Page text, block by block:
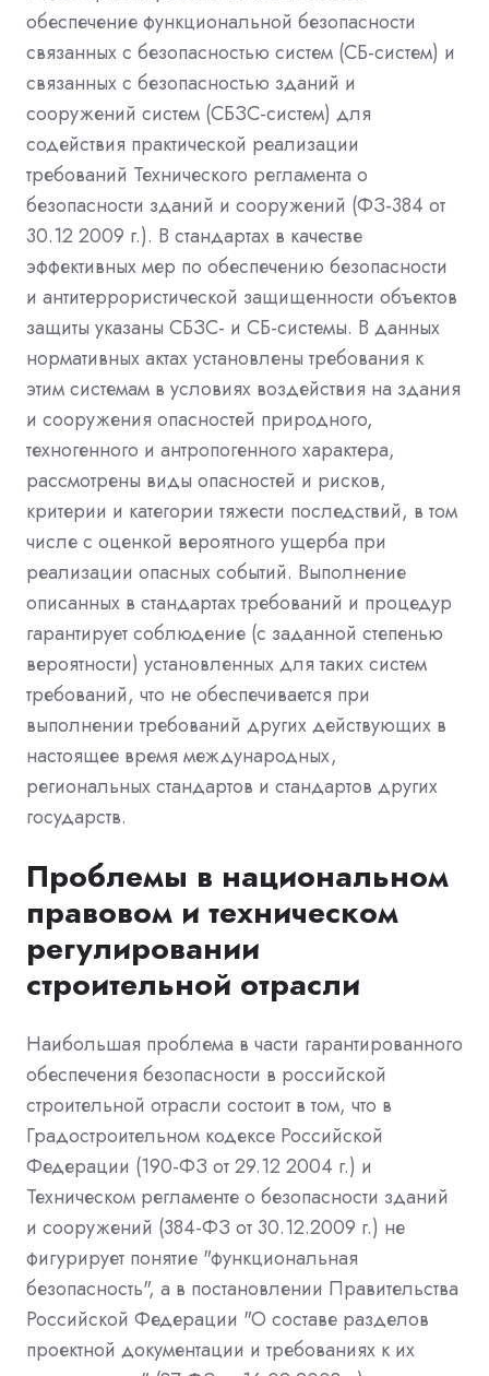
обеспечение функциональной безопасности
связанных с безопасностью систем (СБ-систем) и
связанных с безопасностью зданий и
сооружений систем (СБЗС-систем) для
содействия практической реализации
требований Технического регламента о
безопасности зданий и сооружений (ФЗ-384 от
30.12 2009 г.). В стандартах в качестве
эффективных мер по обеспечению безопасности
и антитеррористической защищенности объектов
защиты указаны СБЗС- и СБ-системы. В данных
нормативных актах установлены требования к
этим системам в условиях воздействия на здания
и сооружения опасностей природного,
техногенного и антропогенного характера,
рассмотрены виды опасностей и рисков,
критерии и категории тяжести последствий, в том
числе с оценкой вероятного ущерба при
реализации опасных событий. Выполнение
описанных в стандартах требований и процедур
гарантирует соблюдение (с заданной степенью
вероятности) установленных для таких систем
требований, что не обеспечивается при
выполнении требований других действующих в
настоящее время международных,
региональных стандартов и стандартов других
государств.
Проблемы в национальном
правовом и техническом
регулировании
строительной отрасли
Наибольшая проблема в части гарантированного
обеспечения безопасности в российской
строительной отрасли состоит в том, что в
Градостроительном кодексе Российской
Федерации (190-ФЗ от 29.12 2004 г.) и
Техническом регламенте о безопасности зданий
и сооружений (384-ФЗ от 30.12.2009 г.) не
фигурирует понятие "функциональная
безопасность", а в постановлении Правительства
Российской Федерации "О составе разделов
проектной документации и требованиях к их